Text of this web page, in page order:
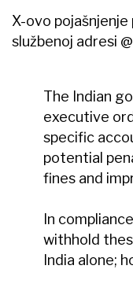
X-ovo
službenoj adresi
The Indian
executive
specific
potential
fines and
In
withhold
India alone;